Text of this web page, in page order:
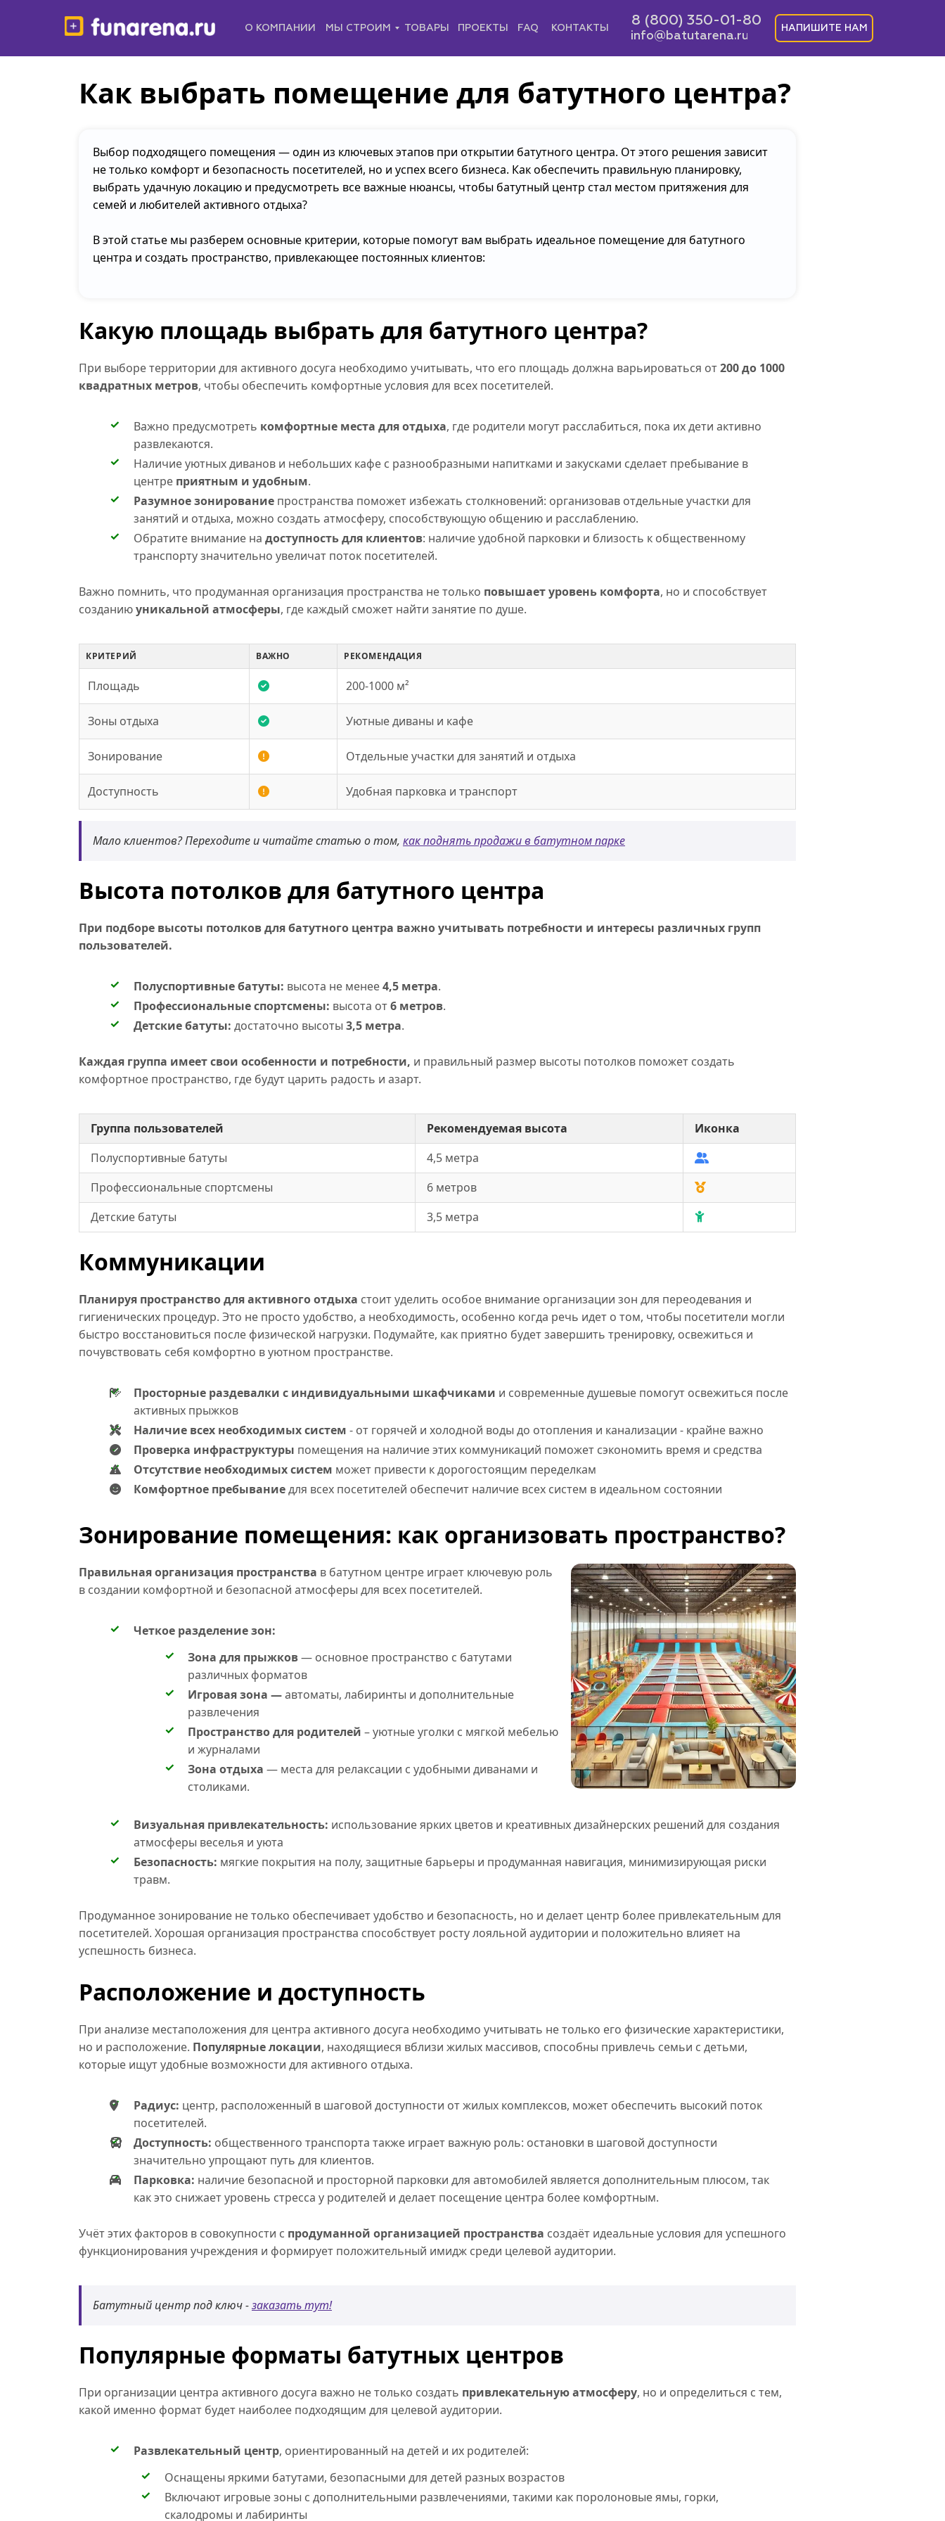
НАПИШИТЕ НАМ
8 (800) 350-01-80
info@batutarena.ru
О КОМПАНИИ МЫ СТРОИМ ТОВАРЫ ПРОЕКТЫ FAQ КОНТАКТЫ
Как выбрать помещение для батутного центра?
Выбор подходящего помещения — один из ключевых этапов при открытии батутного центра. От этого решения зависит
не только комфорт и безопасность посетителей, но и успех всего бизнеса. Как обеспечить правильную планировку,
выбрать удачную локацию и предусмотреть все важные нюансы, чтобы батутный центр стал местом притяжения для
семей и любителей активного отдыха?
В этой статье мы разберем основные критерии, которые помогут вам выбрать идеальное помещение для батутного
центра и создать пространство, привлекающее постоянных клиентов:
Какую площадь выбрать для батутного центра?
При выборе территории для активного досуга необходимо учитывать, что его площадь должна варьироваться от200 до 1000
квадратных метров, чтобы обеспечить комфортные условия для всех посетителей.
Важно предусмотреть комфортные места для отдыха, где родители могут расслабиться, пока их дети активно
развлекаются.
Наличие уютных диванов и небольших кафе с разнообразными напитками и закусками сделает пребывание в
центре приятным и удобным.
Разумное зонированиепространства поможет избежать столкновений: организовав отдельные участки для
занятий и отдыха, можно создать атмосферу, способствующую общению и расслаблению.
Обратите внимание на доступность для клиентов: наличие удобной парковки и близость к общественному
транспорту значительно увеличат поток посетителей.
Важно помнить, что продуманная организация пространства не только повышает уровень комфорта, но и способствует
созданиюуникальной атмосферы, где каждый сможет найти занятие по душе.
КРИТЕРИЙ ВАЖНО РЕКОМЕНДАЦИЯ
Площадь 200-1000 м²
Зоны отдыха Уютные диваны и кафе
Зонирование Отдельные участки для занятий и отдыха
Доступность Удобная парковка и транспорт
Мало клиентов? Переходите и читайте статью о том, как поднять продажи в батутном парке
Высота потолков для батутного центра
При подборе высоты потолков для батутного центра важно учитывать потребности и интересы различных групп
пользователей.
Полуспортивные батуты: высота не менее4,5 метра.
Профессиональные спортсмены: высота от6 метров.
Детские батуты: достаточно высоты 3,5 метра.
Каждая группа имеет свои особенности и потребности, и правильный размер высоты потолков поможет создать
комфортное пространство, где будут царить радость и азарт.
Группа пользователей Рекомендуемая высота
Иконка
Полуспортивные батуты
4,5 метра
Профессиональные спортсмены
6 метров
Детские батуты
3,5 метра
Коммуникации
Планируя пространство для активного отдыха стоит уделить особое внимание организации зон для переодевания и
гигиенических процедур. Это не просто удобство, а необходимость, особенно когда речь идет о том, чтобы посетители могли
быстро восстановиться после физической нагрузки. Подумайте, как приятно будет завершить тренировку, освежиться и
почувствовать себя комфортно в уютном пространстве.
Просторные раздевалки с индивидуальными шкафчиками и современные душевые помогут освежиться после
активных прыжков
Наличие всех необходимых систем - от горячей и холодной воды до отопления и канализации - крайне важно
Проверка инфраструктуры помещения на наличие этих коммуникаций поможет сэкономить время и средства
Отсутствие необходимых систем может привести к дорогостоящим переделкам
Комфортное пребываниедля всех посетителей обеспечит наличие всех систем в идеальном состоянии
Зонирование помещения: как организовать пространство?
Правильная организация пространства в батутном центре играет ключевую роль
в создании комфортной и безопасной атмосферы для всех посетителей.
Четкое разделение зон:
Зона для прыжков— основное пространство с батутами
различных форматов
Игровая зона —автоматы, лабиринты и дополнительные
развлечения
Пространство для родителей – уютные уголки с мягкой мебелью
и журналами
Зона отдыха — места для релаксации с удобными диванами и
столиками.
Визуальная привлекательность: использование ярких цветов и креативных дизайнерских решений для создания
атмосферы веселья и уюта
Безопасность: мягкие покрытия на полу, защитные барьеры и продуманная навигация, минимизирующая риски
травм.
Продуманное зонирование не только обеспечивает удобство и безопасность, но и делает центр более привлекательным для
посетителей. Хорошая организация пространства способствует росту лояльной аудитории и положительно влияет на
успешность бизнеса.
Расположение и доступность
При анализе местаположения для центра активного досуга необходимо учитывать не только его физические характеристики,
но и расположение. Популярные локации, находящиеся вблизи жилых массивов, способны привлечь семьи с детьми,
которые ищут удобные возможности для активного отдыха.
Радиус: центр, расположенный в шаговой доступности от жилых комплексов, может обеспечить высокий поток
посетителей.
Доступность: общественного транспорта также играет важную роль: остановки в шаговой доступности
значительно упрощают путь для клиентов.
Парковка: наличие безопасной и просторной парковки для автомобилей является дополнительным плюсом, так
как это снижает уровень стресса у родителей и делает посещение центра более комфортным.
Учёт этих факторов в совокупности с продуманной организацией пространства создаёт идеальные условия для успешного
функционирования учреждения и формирует положительный имидж среди целевой аудитории.
Батутный центр под ключ -заказать тут!
Популярные форматы батутных центров
При организации центра активного досуга важно не только создать привлекательную атмосферу, но и определиться с тем,
какой именно формат будет наиболее подходящим для целевой аудитории.
Развлекательный центр, ориентированный на детей и их родителей:
Оснащены яркими батутами, безопасными для детей разных возрастов
Включают игровые зоны с дополнительными развлечениями, такими как поролоновые ямы, горки,
скалодромы и лабиринты